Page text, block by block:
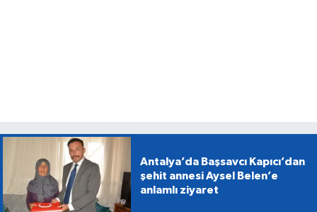
Antalya’da Başsavcı Kapıcı’dan
şehit annesi Aysel Belen’e
anlamlı ziyaret